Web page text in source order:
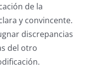
de la
y convincente.
discrepancias
del otro